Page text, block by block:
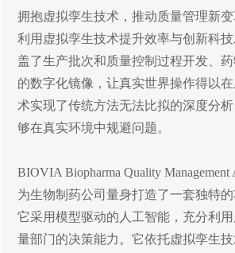
拥抱虚拟孪生技术，推动质量管理新
利用虚拟孪生技术提升效率与创新科
盖了生产批次和质量控制过程开发、
的数字化镜像，让真实世界操作得以
术实现了传统方法无法比拟的深度分
够在真实环境中规避问题。
BIOVIA Biopharma Quality
为生物制药公司量身打造了一套独特
它采用模型驱动的人工智能，充分利
量部门的决策能力。它依托虚拟孪生